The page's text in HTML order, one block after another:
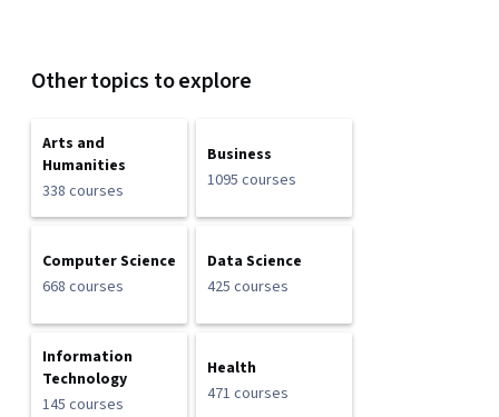
Other topics to explore
Arts and
Humanities
338 courses
Business
1095 courses
Computer Science
668 courses
Data Science
425 courses
Information
Technology
145 courses
Health
471 courses